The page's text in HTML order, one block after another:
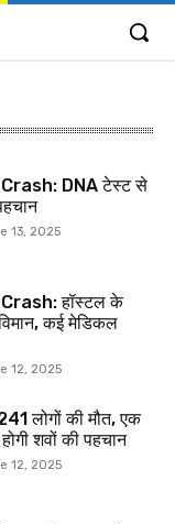
DNA टेस्ट से
13, 2025
हॉस्टल के
कई मेडिकल
12, 2025
लोगों की मौत, एक
शवों की पहचान
12, 2025